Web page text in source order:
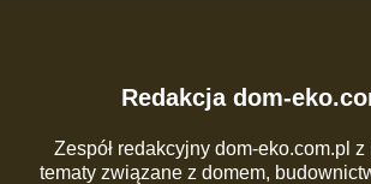
Redakcja dom-
Zespół redakcyjny dom-eko.com.pl z
tematy związane z domem,